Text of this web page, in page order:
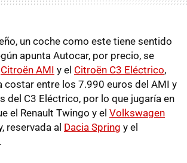
un coche como este tiene sentido
apunta Autocar, por precio, se
Citroën AMI y el Citroën C3 Eléctrico,
costar entre los 7.990 euros del AMI y
del C3 Eléctrico, por lo que jugaría en
el Renault Twingo y el Volkswagen
reservada al Dacia Spring y el
.